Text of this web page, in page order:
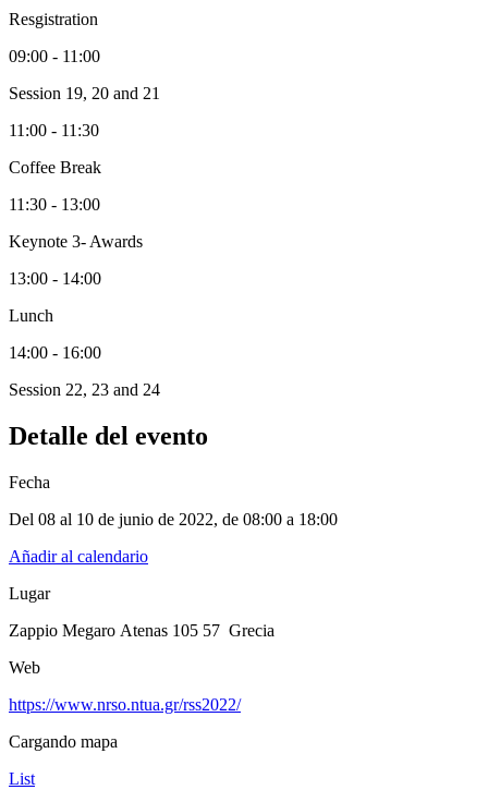
Resgistration
09:00 - 11:00
Session 19, 20 and 21
11:00 - 11:30
Coffee Break
11:30 - 13:00
Keynote 3- Awards
13:00 - 14:00
Lunch
14:00 - 16:00
Session 22, 23 and 24
Detalle del evento
Fecha
Del 08 al 10 de junio de 2022, de 08:00 a 18:00
Añadir al calendario
Lugar
Zappio Megaro Atenas 105 57 Grecia
Web
https://www.nrso.ntua.gr/rss2022/
Cargando mapa
List